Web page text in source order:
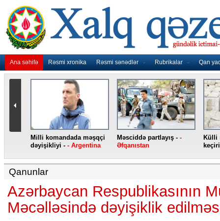
Ana səhifə Rəsmi xronika Rəsmi sənədlər Rubrikalar Qan
Milli komandada məşqçi
dəyişikliyi - - Argentina
Məsciddə partlayış - -
Əfqanıstan
Külli
Qanunlar
Azərbaycan Respublikasının
Məcəlləsində dəyişiklik